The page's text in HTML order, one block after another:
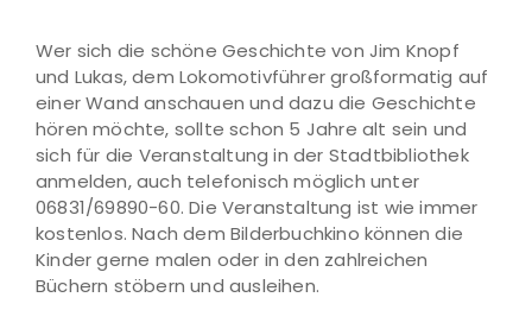
Wer sich die schöne Geschichte von Jim Knopf
und Lukas, dem Lokomotivführer großformatig auf
einer Wand anschauen und dazu die Geschichte
hören möchte, sollte schon 5 Jahre alt sein und
sich für die Veranstaltung in der Stadtbibliothek
anmelden, auch telefonisch möglich unter
06831/69890-60. Die Veranstaltung ist wie immer
kostenlos. Nach dem Bilderbuchkino können die
Kinder gerne malen oder in den zahlreichen
Büchern stöbern und ausleihen.